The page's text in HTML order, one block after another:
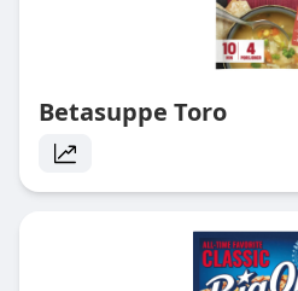
Betasuppe Toro